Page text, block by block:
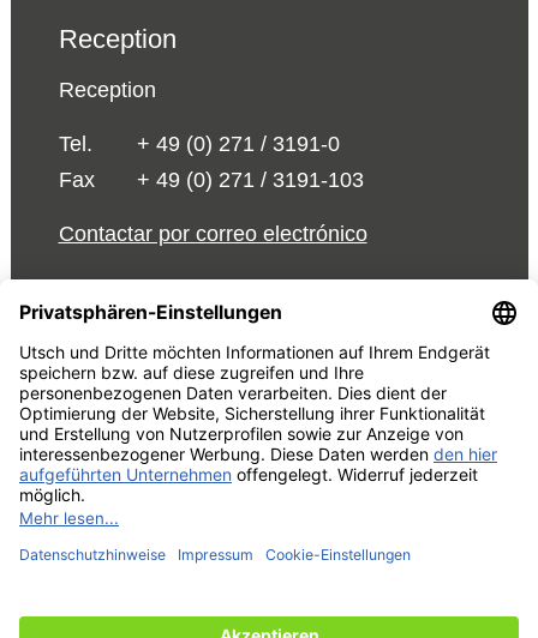
Reception
Reception
Tel.
+ 49 (0) 271 / 3191-0
Fax
+ 49 (0) 271 / 3191-103
Contactar por correo electrónico
© 2026 UTSCH
Términos y Condiciones Aviso Legal
Declaración de
protección de datos
Editar la configuración de cookies